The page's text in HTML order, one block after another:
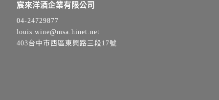
宸來洋酒企業有限公司
04-24729877
louis.wine@msa.hinet.net
403台中市西區東興路三段17號